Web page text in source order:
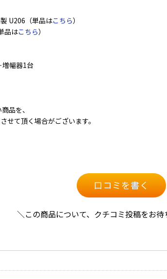
U206（単品はこちら）
品はこちら）
増幅器1台
品を、
せて頂く場合がございます。
口コミを書く
＼この商品について、クチコミ投稿をお